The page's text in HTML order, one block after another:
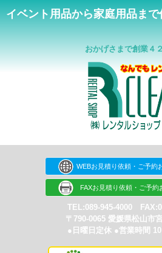
イベント用品から家庭用品まで
おかげさまで創業４
WEBお見積り依頼・ご予約お
FAXお見積り依頼・ご予約
TEL:089-945-4000
〒790-0065 愛媛県松山市
●日曜日定休 ●営業時間